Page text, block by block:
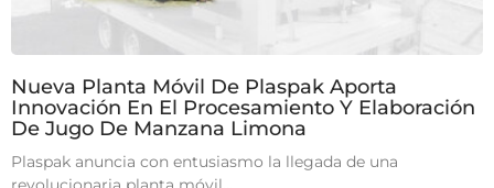
Nueva Planta Móvil De Plaspak Aporta
Innovación En El Procesamiento Y Elaboración
De Jugo De Manzana Limona
Plaspak anuncia con entusiasmo la llegada de una